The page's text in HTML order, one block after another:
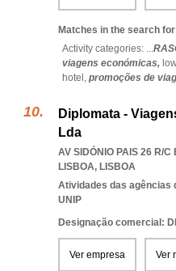
Matches in the search
Activity categories: ...
viagens económicas,
hotel, promoções de
Diplomata -
Lda
AV SIDÓNIO PAIS 26 R/C
LISBOA, LISBOA
Atividades das agências
UNIP
Designação comercial:
Ver empresa Ver